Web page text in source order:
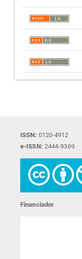
ISSN: 0120-4912
e-ISSN: 2444-9369
Financiador